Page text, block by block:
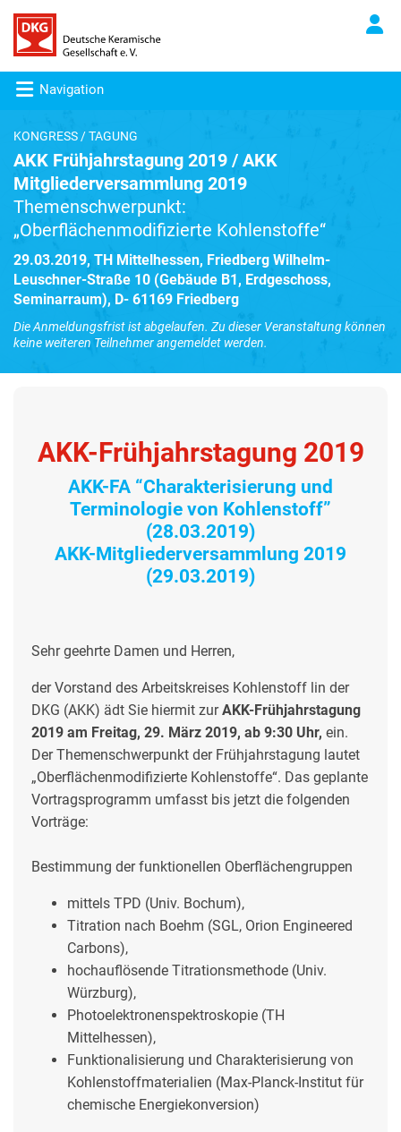
Navigation
KONGRESS / TAGUNG
AKK Frühjahrstagung 2019 / AKK
Mitgliederversammlung 2019
Themenschwerpunkt:
„Oberflächenmodifizierte Kohlenstoffe“
29.03.2019, TH Mittelhessen, Friedberg Wilhelm-
Leuschner-Straße 10 (Gebäude B1, Erdgeschoss,
Seminarraum), D- 61169 Friedberg
Die Anmeldungsfrist ist abgelaufen. Zu dieser Veranstaltung können
keine weiteren Teilnehmer angemeldet werden.
AKK-Frühjahrstagung 2019
AKK-FA “Charakterisierung und
Terminologie von Kohlenstoff”
(28.03.2019)
AKK-Mitgliederversammlung 2019
(29.03.2019)
Sehr geehrte Damen und Herren,
der Vorstand des Arbeitskreises Kohlenstoff lin der
DKG (AKK) ädt Sie hiermit zurAKK-Frühjahrstagung
2019 am Freitag, 29. März 2019, ab 9:30 Uhr, ein.
Der Themenschwerpunkt der Frühjahrstagung lautet
„Oberflächenmodifizierte Kohlenstoffe“. Das geplante
Vortragsprogramm umfasst bis jetzt die folgenden
Vorträge:
Bestimmung der funktionellen Oberflächengruppen
mittels TPD (Univ. Bochum),
Titration nach Boehm (SGL, Orion Engineered
Carbons),
hochauflösende Titrationsmethode (Univ.
Würzburg),
Photoelektronenspektroskopie (TH
Mittelhessen),
Funktionalisierung und Charakterisierung von
Kohlenstoffmaterialien (Max-Planck-Institut für
chemische Energiekonversion)